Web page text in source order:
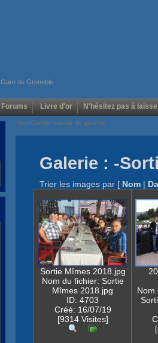
Gare de Grenoble
Forums Livre d'or N'hésitez pas à
Voir/Cacher menus de gauche
Galerie : -
Trier les images par [ Nom |
Sortie Mîmes 2018.jpg
Nom du fichier: Sortie
Mîmes 2018.jpg
ID: 4703
Créé: 16/07/19
[9314 Visites]
Nom